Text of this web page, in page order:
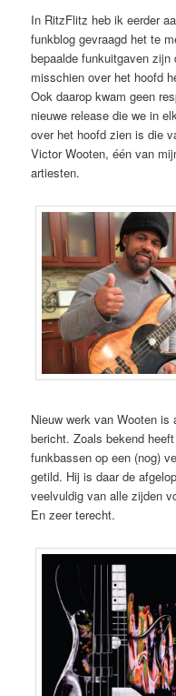
In RitzFlitz heb ik eerder
funkblog gevraagd het te
bepaalde funkuitgaven zijn
misschien over het hoofd
Ook daarop kwam geen
nieuwe release die we in
over het hoofd zien is die
Victor Wooten, één van
artiesten.
Nieuw werk van Wooten is
bericht. Zoals bekend
funkbassen op een (nog)
getild. Hij is daar de
veelvuldig van alle zijden
En zeer terecht.